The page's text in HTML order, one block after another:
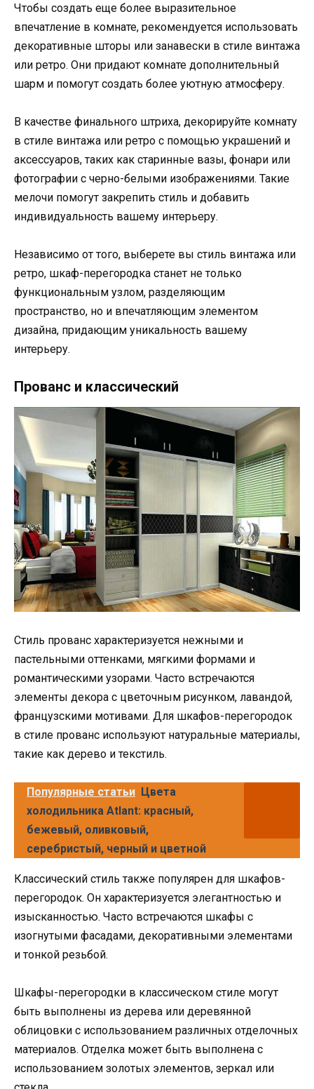
Чтобы создать еще более выразительное
впечатление в комнате, рекомендуется использовать
декоративные шторы или занавески в стиле винтажа
или ретро. Они придают комнате дополнительный
шарм и помогут создать более уютную атмосферу.
В качестве финального штриха, декорируйте комнату
в стиле винтажа или ретро с помощью украшений и
аксессуаров, таких как старинные вазы, фонари или
фотографии с черно-белыми изображениями. Такие
мелочи помогут закрепить стиль и добавить
индивидуальность вашему интерьеру.
Независимо от того, выберете вы стиль винтажа или
ретро, шкаф-перегородка станет не только
функциональным узлом, разделяющим
пространство, но и впечатляющим элементом
дизайна, придающим уникальность вашему
интерьеру.
Прованс и классический
Стиль прованс характеризуется нежными и
пастельными оттенками, мягкими формами и
романтическими узорами. Часто встречаются
элементы декора с цветочным рисунком, лавандой,
французскими мотивами. Для шкафов-перегородок
в стиле прованс используют натуральные материалы,
такие как дерево и текстиль.
Популярные статьи Цвета
холодильника Atlant: красный,
бежевый, оливковый,
серебристый, черный и цветной
Классический стиль также популярен для шкафов-
перегородок. Он характеризуется элегантностью и
изысканностью. Часто встречаются шкафы с
изогнутыми фасадами, декоративными элементами
и тонкой резьбой.
Шкафы-перегородки в классическом стиле могут
быть выполнены из дерева или деревянной
облицовки с использованием различных отделочных
материалов. Отделка может быть выполнена с
использованием золотых элементов, зеркал или